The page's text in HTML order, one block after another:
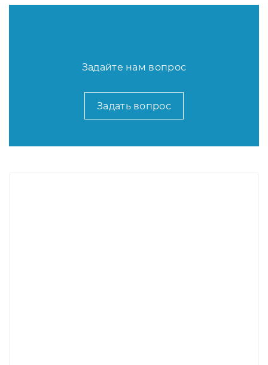
Задайте нам вопрос
Задать вопрос